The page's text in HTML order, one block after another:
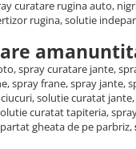
curatare rugina auto,
rugina, solutie
spray curatare jante,
spray frane, spray jante,
solutie curatat
curatat tapiteria,
gheata de pe parbriz,